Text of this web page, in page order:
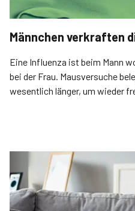
Männchen verkraften
Eine Influenza ist beim Mann
bei der Frau. Mausversuche
wesentlich länger, um wieder